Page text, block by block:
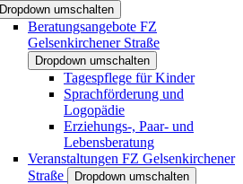
Dropdown umschalten
Beratungsangebote FZ
Gelsenkirchener Straße
Dropdown umschalten
Tagespflege für Kinder
Sprachförderung und
Logopädie
Erziehungs-, Paar- und
Lebensberatung
Veranstaltungen FZ Gelsenkirchener
Straße
Dropdown umschalten